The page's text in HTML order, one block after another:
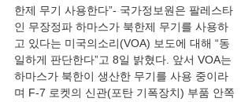
한제 무기 사용한다”- 국가정보원은 팔레스타
인 무장정파 하마스가 북한제 무기를 사용하
고 있다는 미국의소리(VOA) 보도에 대해 “동
일하게 판단한다”고 8일 밝혔다. 앞서 VOA는
하마스가 북한이 생산한 무기를 사용 중이라
며 F-7 로켓의 신관(포탄 기폭장치) 부품 안쪽